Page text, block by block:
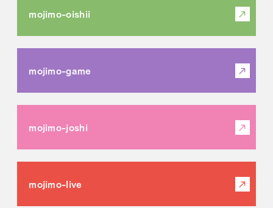
mojimo-oishii
mojimo-game
mojimo-joshi
mojimo-live